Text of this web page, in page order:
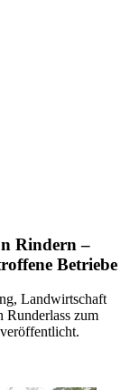
Rindern –
Betriebe
Landwirtschaft
Runderlass zum